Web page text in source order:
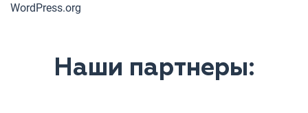
WordPress.org
Наши партнеры: